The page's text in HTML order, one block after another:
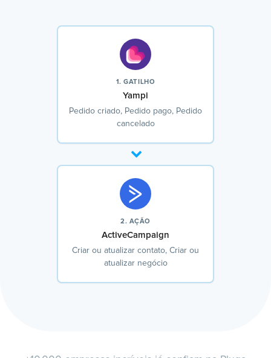
1. GATILHO
Yampi
Pedido criado, Pedido pago, Pedido
cancelado
2. AÇÃO
ActiveCampaign
Criar ou atualizar contato, Criar ou
atualizar negócio